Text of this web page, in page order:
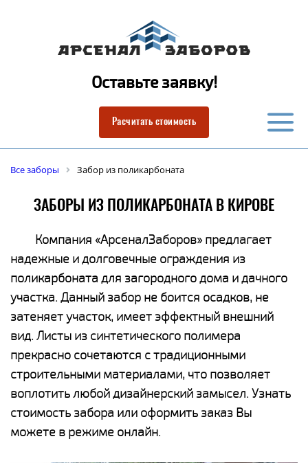
Оставьте заявку!
Расчитать стоимость
Все заборы Забор из поликарбоната
ЗАБОРЫ ИЗ ПОЛИКАРБОНАТА В КИРОВЕ
Компания «АрсеналЗаборов» предлагает
надежные и долговечные ограждения из
поликарбоната для загородного дома и дачного
участка. Данный забор не боится осадков, не
затеняет участок, имеет эффектный внешний
вид. Листы из синтетического полимера
прекрасно сочетаются с традиционными
строительными материалами, что позволяет
воплотить любой дизайнерский замысел. Узнать
стоимость забора или оформить заказ Вы
можете в режиме онлайн.